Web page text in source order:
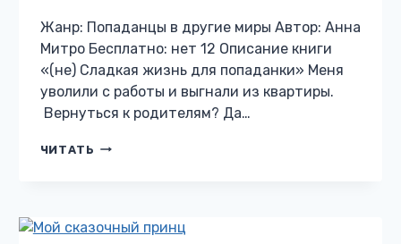
Жанр: Попаданцы в другие миры Автор: Анна
Митро Бесплатно: нет 12 Описание книги
«(не) Сладкая жизнь для попаданки» Меня
уволили с работы и выгнали из квартиры.
Вернуться к родителям? Да…
ЧИТАТЬ (НЕ)